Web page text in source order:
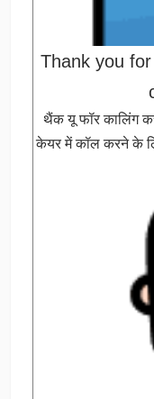
Thank you
थैंक यू फॉर कालिंग
केयर में कॉल करने के